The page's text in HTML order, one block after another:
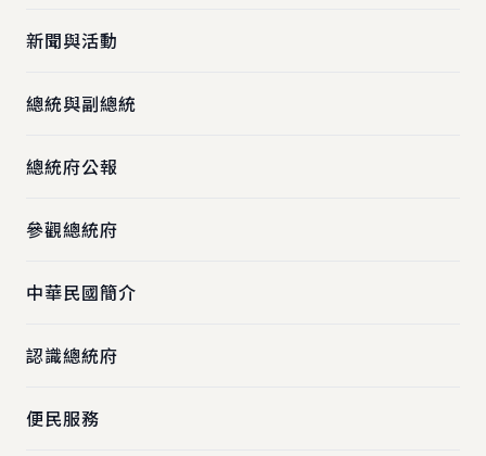
新聞與活動
總統與副總統
總統府公報
參觀總統府
中華民國簡介
認識總統府
便民服務